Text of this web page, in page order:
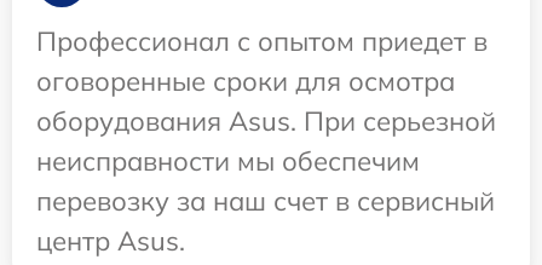
Профессионал с опытом приедет в
оговоренные сроки для осмотра
оборудования Asus. При серьезной
неисправности мы обеспечим
перевозку за наш счет в сервисный
центр Asus.